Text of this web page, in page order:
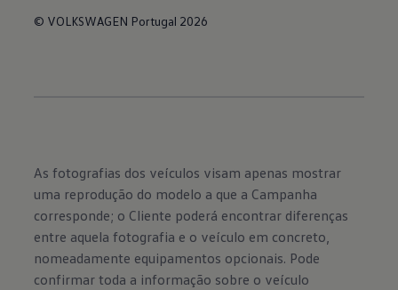
© VOLKSWAGEN Portugal 2026
As fotografias dos veículos visam apenas mostrar
uma reprodução do modelo a que a Campanha
corresponde; o Cliente poderá encontrar diferenças
entre aquela fotografia e o veículo em concreto,
nomeadamente equipamentos opcionais. Pode
confirmar toda a informação sobre o veículo